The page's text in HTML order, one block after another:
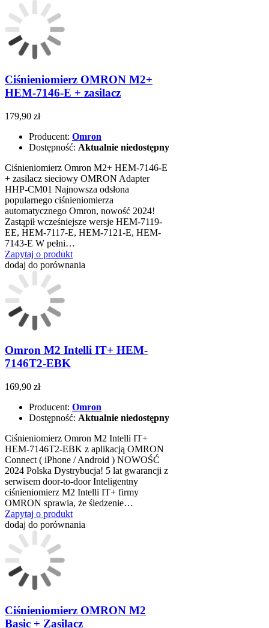
Ciśnieniomierz OMRON M2+
HEM-7146-E + zasilacz
179,90 zł
Producent: Omron
Dostępność: Aktualnie niedostępny
Ciśnieniomierz Omron M2+ HEM-7146-E
+ zasilacz sieciowy OMRON Adapter
HHP-CM01 Najnowsza odsłona
popularnego ciśnieniomierza
automatycznego Omron, nowość 2024!
Zastąpił wcześniejsze wersje HEM-7119-
EE, HEM-7117-E, HEM-7121-E, HEM-
7143-E W pełni…
Zapytaj o produkt
dodaj do porównania
Omron M2 Intelli IT+ HEM-
7146T2-EBK
169,90 zł
Producent: Omron
Dostępność: Aktualnie niedostępny
Ciśnieniomierz Omron M2 Intelli IT+
HEM-7146T2-EBK z aplikacją OMRON
Connect ( iPhone / Android ) NOWOŚĆ
2024 Polska Dystrybucja! 5 lat gwarancji z
serwisem door-to-door Inteligentny
ciśnieniomierz M2 Intelli IT+ firmy
OMRON sprawia, że śledzenie…
Zapytaj o produkt
dodaj do porównania
Ciśnieniomierz OMRON M2
Basic + Zasilacz